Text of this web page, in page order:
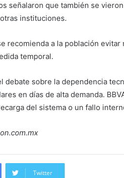
señalaron que también se
instituciones.
recomienda a la población
temporal.
debate sobre la dependencia
en días de alta demanda.
del sistema o un fallo
Twitter